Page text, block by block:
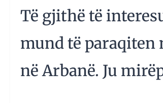
Të gjithë të
mund të paraqiten
në Arbanë. Ju